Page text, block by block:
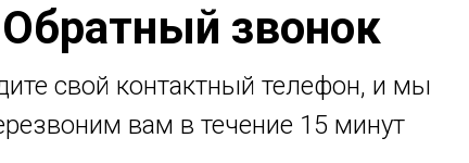
Обратный звонок
свой контактный телефон, и мы
вам в течение 15 минут